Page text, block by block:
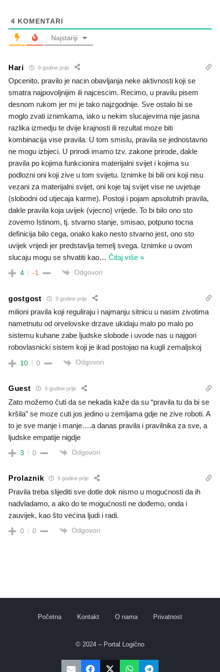
4 KOMENTARI
Najstariji
Hari 9 godine prije
Opcenito, pravilo je nacin obavljanja neke aktivnosti koji se
smatra najpovoljnijim ili najcescim. Recimo, u pravilu pisem
desnom rukom jer mi je tako najzgodnije. Sve ostalo bi se
moglo zvati iznimkama, iako u nekim slucajevima nije jasna
razlika izmedju te dvije krajnosti ili rezultat moze biti
kombinacija vise pravila. U tom smislu, pravila se jednostavno
ne mogu izbjeci. U prirodi imamo tzv. zakone prirode, dakle
pravila po kojima funkcionira materijalni svijet i kojima su
podlozni oni koji zive u tom svijetu. Iznimke bi bili oni koji nisu
vezani za materijalni svijet, oni koje taj svijet vise ne uvjetuje
(slobodni od utjecaja karme). Postoji i pojam apsolutnih pravila,
dakle pravila koja uvijek (vjecno) vrijede. To bi bilo ono sto
zovemo Istinom, tj. stvarno stanje, smisao, potpuno tocna
definicija bilo cega, onako kako nesto stvarno jest, ono sto
uvijek vrijedi jer predstavlja temelj svega. Iznimke u ovom
slucaju mogu se shvatiti kao… Čitaj više »
4 -1 Odgovori
gostgost 9 godine prije
milioni pravila koji reguliraju i najmanju sitnicu u nasim zivotima
nametnutu od orvelovske drzave ukidaju malo po malo po
sistemu kuhane zabe ljudske slobode i uvode nas u najgori
robovlasnicki sistem koji je ikad postojao na kugli zemaljskoj
10 0 Odgovori
Guest 9 godine prije
Zato možemo čuti da se nekada kaže da su “pravila tu da bi se
kršila” se moze cuti jos jedino u zemljama gdje ne zive roboti. A
to je sve manje i manje….a danas pravila i pravilnika za sve, a
ljudske empatije nigdje
3 0 Odgovori
Prolaznik 9 godine prije
Pravila treba slijediti sve dotle dok nismo u mogućnosti da ih
nadvladamo, a ako do te mogućnosti ne dođemo, onda i
zauvijek, kao što većina ljudi i radi.
0 0 Odgovori
Početna Kontakt O nama Privatnost
© 2024 – Portal Logično